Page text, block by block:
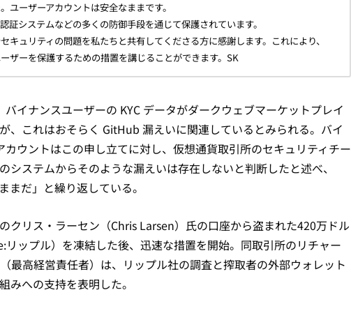
ユーザーアカウントは安全なままです。
証システムなどの多くの防御手段を通じて保護されています。
キュリティの問題を私たちと共有してくださる方に感謝します。これにより、
ザーを保護するための措置を講じることができます。SK
イナンスユーザーの KYC データがダークウェブマーケットプレイ
、これはおそらく GitHub 漏えいに関連しているとみられる。バイ
ウントはこの申し立てに対し、仮想通貨取引所のセキュリティチー
システムからそのような漏えいは存在しないと判断したと述べ、
まだ」と繰り返している。
クリス・ラーセン（Chris Larsen）氏の口座から盗まれた420万ドル
リップル）を凍結した後、迅速な措置を開始。同取引所のリチャー
最高経営責任者）は、リップル社の調査と搾取者の外部ウォレット
みへの支持を表明した。